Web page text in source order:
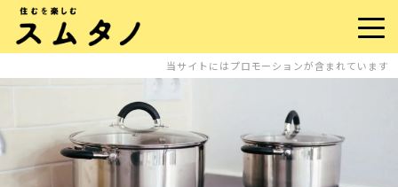
当サイトにはプロモーションが含まれています